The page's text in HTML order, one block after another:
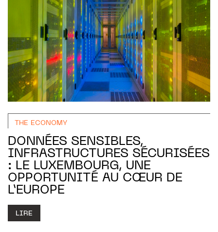
THE ECONOMY
DONNÉES SENSIBLES,
INFRASTRUCTURES SÉCURISÉES
: LE LUXEMBOURG, UNE
OPPORTUNITÉ AU CŒUR DE
L’EUROPE
LIRE